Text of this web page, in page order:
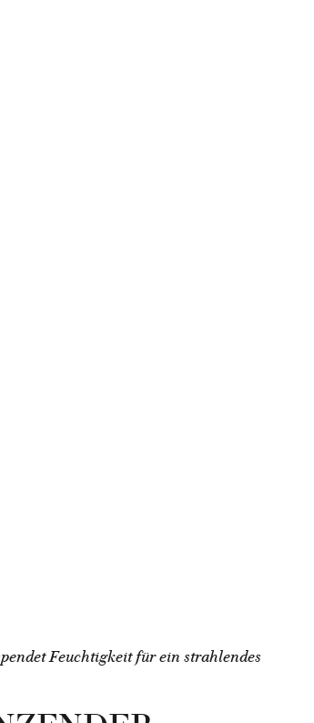
Feuchtigkeit für ein strahlendes